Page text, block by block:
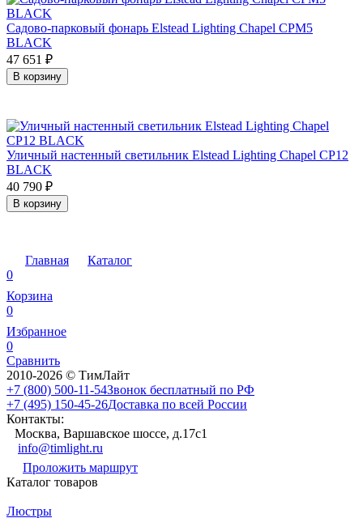
Садово-парковый фонарь Elstead Lighting Chapel CPM5
BLACK
47 651 ₽
В корзину
Уличный настенный светильник Elstead Lighting Chapel CP12
BLACK
40 790 ₽
В корзину
Главная
Каталог
0
Корзина
0
Избранное
0
Сравнить
2010-2026 © ТимЛайт
+7 (800) 500-11-54Звонок бесплатный по РФ
+7 (495) 150-45-26Доставка по всей России
Контакты:
Москва, Варшавское шоссе, д.17c1
info@timlight.ru
Проложить маршрут
Каталог товаров
Люстры